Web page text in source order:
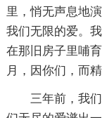
里，悄无声息地
我们无限的爱。
在那旧房子里哺
月，因你们，而精
三年前，我